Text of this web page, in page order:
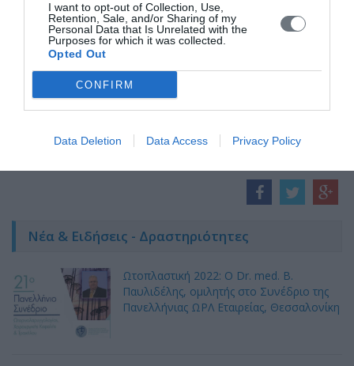
I want to opt-out of Collection, Use,
Retention, Sale, and/or Sharing of my
Personal Data that Is Unrelated with the
Purposes for which it was collected.
Opted Out
CONFIRM
Data Deletion Data Access Privacy Policy
ΠΡΟΗΓΟΥΜΕΝΟ ΕΠΟΜΕΝΟ
Νέα & Ειδήσεις - Δραστηριότητες
Ωτοπλαστική 2022: Ο Dr. med. B.
Παυλιδέλης, ομιλητής στο Συνέδριο της
Πανελλήνιας ΩΡΛ Εταιρείας, Θεσσαλονίκη